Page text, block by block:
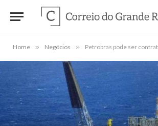
Home » Negócios » Petrobras pode ser